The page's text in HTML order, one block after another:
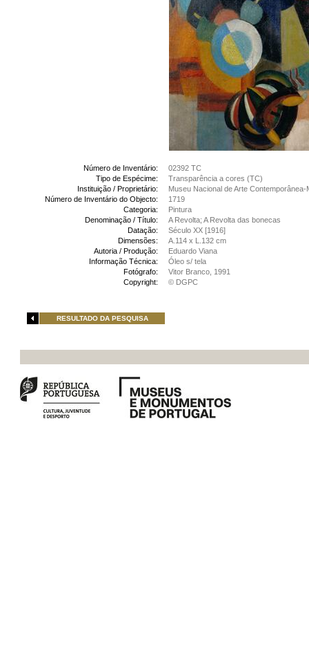
Número de Inventário:
02392 TC
Tipo de Espécime:
Transparência a cores (TC)
Instituição / Proprietário:
Museu Nacional de Arte Contemporânea-
Número de Inventário do Objecto:
1719
Categoria:
Pintura
Denominação / Título:
A Revolta; A Revolta das bonecas
Datação:
Século XX [1916]
Dimensões:
A.114 x L.132 cm
Autoria / Produção:
Eduardo Viana
Informação Técnica:
Óleo s/ tela
Fotógrafo:
Vitor Branco, 1991
Copyright:
© DGPC
RESULTADO DA PESQUISA